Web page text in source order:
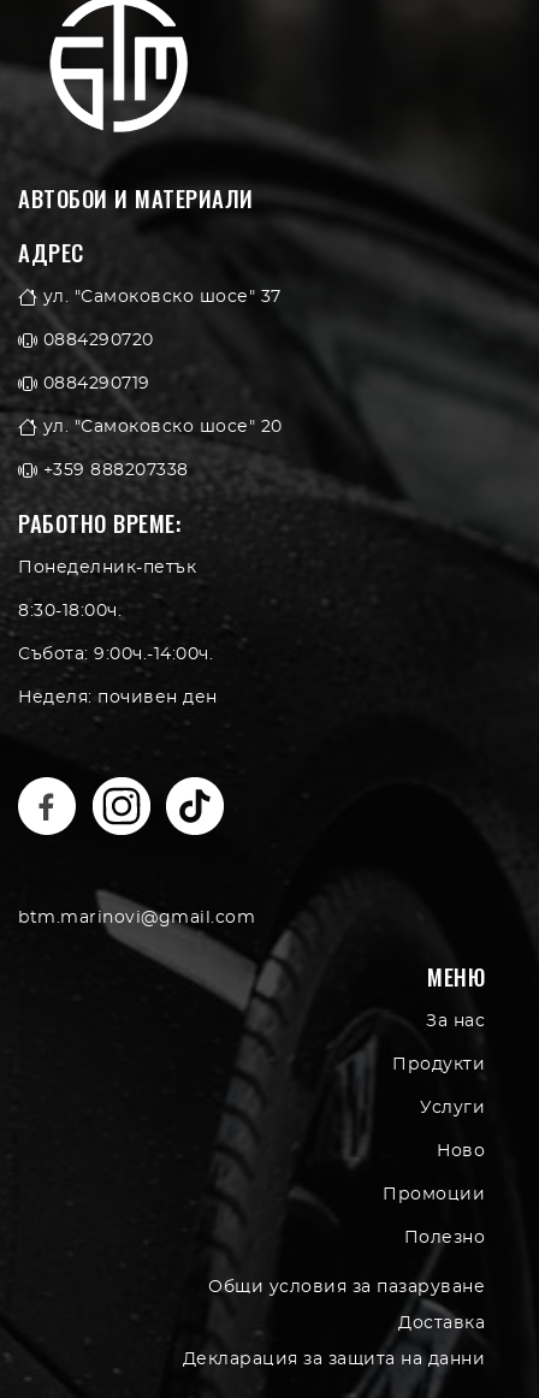
АВТОБОИ И МАТЕРИАЛИ
АДРЕС
ул. "Самоковско шосе" 37
0884290720
0884290719
ул. "Самоковско шосе" 20
+359 888207338
РАБОТНО ВРЕМЕ:
Понеделник-петък
8:30-18:00ч.
Събота: 9:00ч.-14:00ч.
Неделя: почивен ден
btm.marinovi@gmail.com
МЕНЮ
За нас
Продукти
Услуги
Ново
Промоции
Полезно
Общи условия за пазаруване
Доставка
Декларация за защита на данни